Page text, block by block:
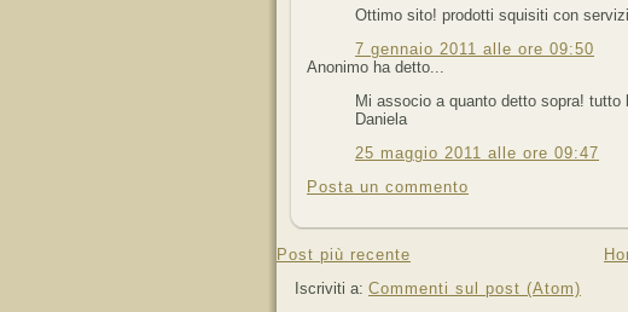
Ottimo sito! prodotti squisiti con
7 gennaio 2011 alle ore 09:50
Anonimo ha detto...
Mi associo a quanto detto sopra!
Daniela
25 maggio 2011 alle ore 09:47
Posta un commento
Post più recente
Iscriviti a: Commenti sul post (Atom)